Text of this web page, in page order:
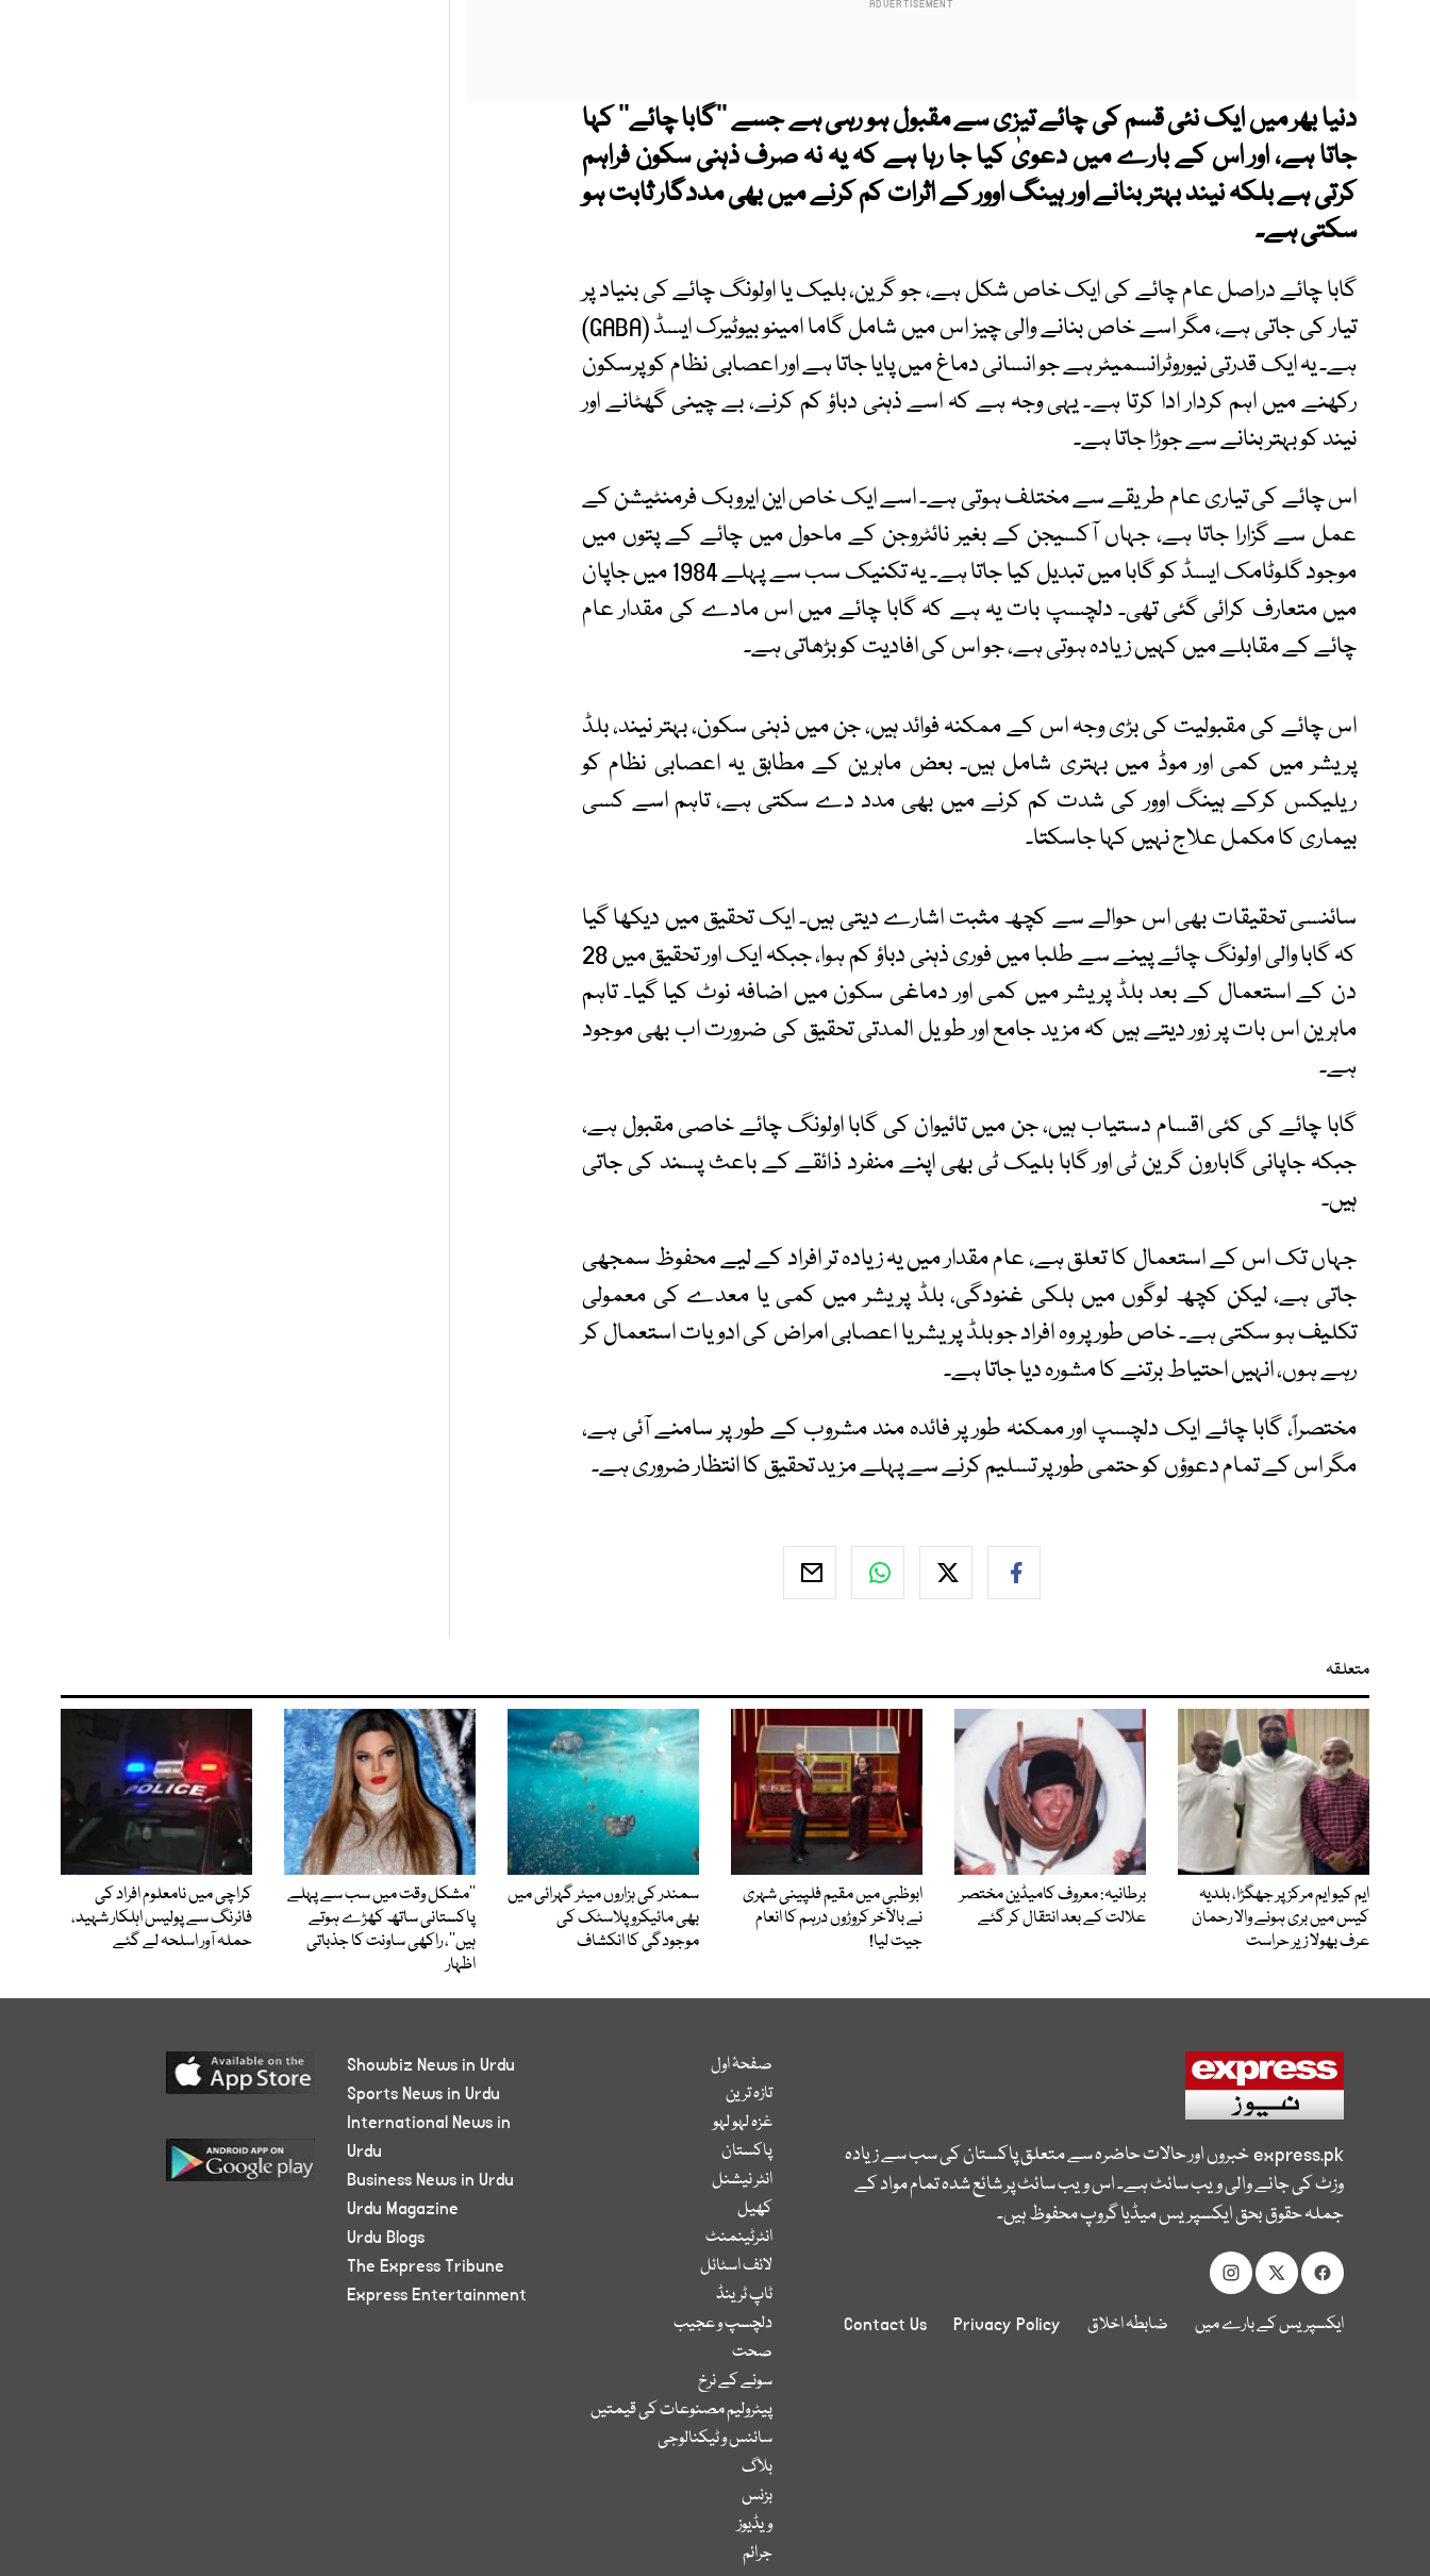
دنیا بھر میں ایک نئی قسم کی چائے تیزی سے مقبول ہو رہی ہے جسے ’’گابا چائے‘‘ کہا
جاتا ہے، اور اس کے بارے میں دعویٰ کیا جا رہا ہے کہ یہ نہ صرف ذہنی سکون فراہم
کرتی ہے بلکہ نیند بہتر بنانے اور ہینگ اوور کے اثرات کم کرنے میں بھی مددگار ثابت ہو
سکتی ہے۔
گابا چائے دراصل عام چائے کی ایک خاص شکل ہے، جو گرین، بلیک یا اولونگ چائے کی بنیاد پر
تیار کی جاتی ہے، مگر اسے خاص بنانے والی چیز اس میں شامل گاما امینو بیوٹیرک ایسڈ (GABA)
ہے۔ یہ ایک قدرتی نیوروٹرانسمیٹر ہے جو انسانی دماغ میں پایا جاتا ہے اور اعصابی نظام کو پرسکون
رکھنے میں اہم کردار ادا کرتا ہے۔ یہی وجہ ہے کہ اسے ذہنی دباؤ کم کرنے، بے چینی گھٹانے اور
نیند کو بہتر بنانے سے جوڑا جاتا ہے۔
اس چائے کی تیاری عام طریقے سے مختلف ہوتی ہے۔ اسے ایک خاص این ایروبک فرمنٹیشن کے
عمل سے گزارا جاتا ہے، جہاں آکسیجن کے بغیر نائٹروجن کے ماحول میں چائے کے پتوں میں
موجود گلوٹامک ایسڈ کو گابا میں تبدیل کیا جاتا ہے۔ یہ تکنیک سب سے پہلے 1984 میں جاپان
میں متعارف کرائی گئی تھی۔ دلچسپ بات یہ ہے کہ گابا چائے میں اس مادے کی مقدار عام
چائے کے مقابلے میں کہیں زیادہ ہوتی ہے، جو اس کی افادیت کو بڑھاتی ہے۔
اس چائے کی مقبولیت کی بڑی وجہ اس کے ممکنہ فوائد ہیں، جن میں ذہنی سکون، بہتر نیند، بلڈ
پریشر میں کمی اور موڈ میں بہتری شامل ہیں۔ بعض ماہرین کے مطابق یہ اعصابی نظام کو
ریلیکس کرکے ہینگ اوور کی شدت کم کرنے میں بھی مدد دے سکتی ہے، تاہم اسے کسی
بیماری کا مکمل علاج نہیں کہا جاسکتا۔
سائنسی تحقیقات بھی اس حوالے سے کچھ مثبت اشارے دیتی ہیں۔ ایک تحقیق میں دیکھا گیا
کہ گابا والی اولونگ چائے پینے سے طلبا میں فوری ذہنی دباؤ کم ہوا، جبکہ ایک اور تحقیق میں 28
دن کے استعمال کے بعد بلڈ پریشر میں کمی اور دماغی سکون میں اضافہ نوٹ کیا گیا۔ تاہم
ماہرین اس بات پر زور دیتے ہیں کہ مزید جامع اور طویل المدتی تحقیق کی ضرورت اب بھی موجود
ہے۔
گابا چائے کی کئی اقسام دستیاب ہیں، جن میں تائیوان کی گابا اولونگ چائے خاصی مقبول ہے،
جبکہ جاپانی گابارون گرین ٹی اور گابا بلیک ٹی بھی اپنے منفرد ذائقے کے باعث پسند کی جاتی
ہیں۔
جہاں تک اس کے استعمال کا تعلق ہے، عام مقدار میں یہ زیادہ تر افراد کے لیے محفوظ سمجھی
جاتی ہے، لیکن کچھ لوگوں میں ہلکی غنودگی، بلڈ پریشر میں کمی یا معدے کی معمولی
تکلیف ہو سکتی ہے۔ خاص طور پر وہ افراد جو بلڈ پریشر یا اعصابی امراض کی ادویات استعمال کر
رہے ہوں، انہیں احتیاط برتنے کا مشورہ دیا جاتا ہے۔
مختصراً، گابا چائے ایک دلچسپ اور ممکنہ طور پر فائدہ مند مشروب کے طور پر سامنے آئی ہے،
مگر اس کے تمام دعوؤں کو حتمی طور پر تسلیم کرنے سے پہلے مزید تحقیق کا انتظار ضروری ہے۔
متعلقہ
ایم کیو ایم مرکز پر جھگڑا، بلدیہ
کیس میں بری ہونے والا رحمان
عرف بھولا زیر حراست
برطانیہ: معروف کامیڈین مختصر
علالت کے بعد انتقال کر گئے
ابوظبی میں مقیم فلپینی شہری
نے بالآخر کروڑوں درہم کا انعام
جیت لیا!
سمندر کی ہزاروں میٹر گہرائی میں
بھی مائیکرو پلاسٹک کی
موجودگی کا انکشاف
’’مشکل وقت میں سب سے پہلے
پاکستانی ساتھ کھڑے ہوتے
ہیں‘‘، راکھی ساونت کا جذباتی
اظہار
کراچی میں نامعلوم افراد کی
فائرنگ سے پولیس اہلکار شہید،
حملہ آور اسلحہ لے گئے
express.pkخبروں اور حالات حاضرہ سے متعلق پاکستان کی سب سے زیادہ
وزٹ کی جانے والی ویب سائٹ ہے۔ اس ویب سائٹ پر شائع شدہ تمام مواد کے
جملہ حقوق بحق ایکسپریس میڈیا گروپ محفوظ ہیں۔
ایکسپریس کے بارے میں ضابطہ اخلاق Privacy Policy
Contact Us
صفحۂ اول
تازہ ترین
غزہ لہو لہو
پاکستان
انٹر نیشنل
کھیل
انٹرٹینمنٹ
لائف اسٹائل
ٹاپ ٹرینڈ
دلچسپ و عجیب
صحت
سونے کے نرخ
پیٹرولیم مصنوعات کی قیمتیں
سائنس و ٹیکنالوجی
بلاگ
بزنس
ویڈیوز
جرائم
Showbiz News in Urdu
Sports News in Urdu
International News in
Urdu
Business News in Urdu
Urdu Magazine
Urdu Blogs
The Express Tribune
Express Entertainment